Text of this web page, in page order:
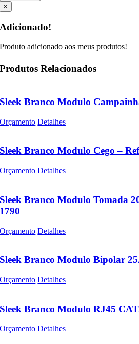
×
Adicionado!
Produto adicionado aos meus produtos!
Produtos Relacionados
Sleek Branco Modulo
Orçamento Detalhes
Sleek Branco Modulo Cego –
Orçamento Detalhes
Sleek Branco Modulo Tomada
1790
Orçamento Detalhes
Sleek Branco Modulo Bipolar
Orçamento Detalhes
Sleek Branco Modulo RJ45
Orçamento Detalhes